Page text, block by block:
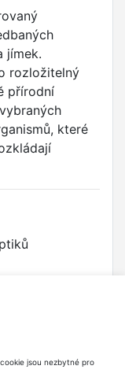
jímek.
rozložitelný
přírodní
které
2023/988
318 533 511
jsou nezbytné pro